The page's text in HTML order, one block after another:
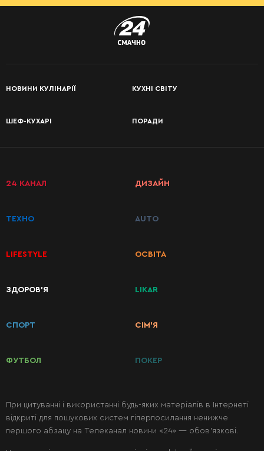
КАТЕГОРІЇ
РЕЦЕПТІВ
НОВИНИ КУЛІНАРІЇ КУХНІ СВІТУ
ШЕФ-КУХАРІ ПОРАДИ
24 КАНАЛ
ТЕХНО
LIFESTYLE
ЗДОРОВ’Я
СПОРТ
ФУТБОЛ
ДИЗАЙН
AUTO
ОСВІТА
LIKAR
СІМ’Я
ПОКЕР
При цитуванні і використанні будь-яких матеріалів в Інтернеті
відкриті для пошукових систем гіперпосилання ненижче
першого абзацу на Телеканал новини «24» — обов’язкові.